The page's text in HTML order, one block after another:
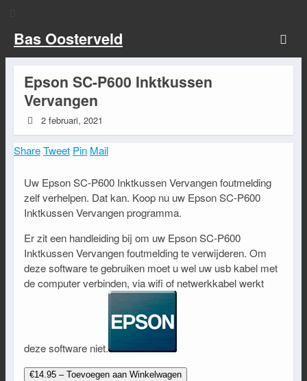
Bas Oosterveld
Epson SC-P600 Inktkussen
Vervangen
2 februari, 2021
ShareTweet Pin Mail
Uw Epson SC-P600 Inktkussen Vervangen foutmelding
zelf verhelpen. Dat kan. Koop nu uw Epson SC-P600
Inktkussen Vervangen programma.
Er zit een handleiding bij om uw Epson SC-P600
Inktkussen Vervangen foutmelding te verwijderen. Om
deze software te gebruiken moet u wel uw usb kabel met
de computer verbinden, via wifi of netwerkkabel werkt
deze software niet.
€14.95 – Toevoegen aan Winkelwagen